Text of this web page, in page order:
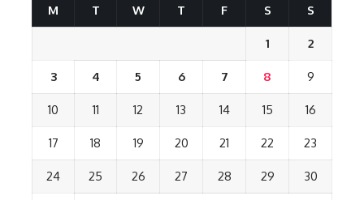
M T W T F S S
1 2
3 4 5 6 7 8 9
10 11 12 13 14 15 16
17 18 19 20 21 22 23
24 25 26 27 28 29 30